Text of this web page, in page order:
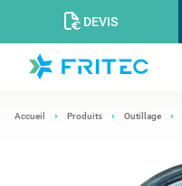
DEVIS
Accueil Produits Outillage